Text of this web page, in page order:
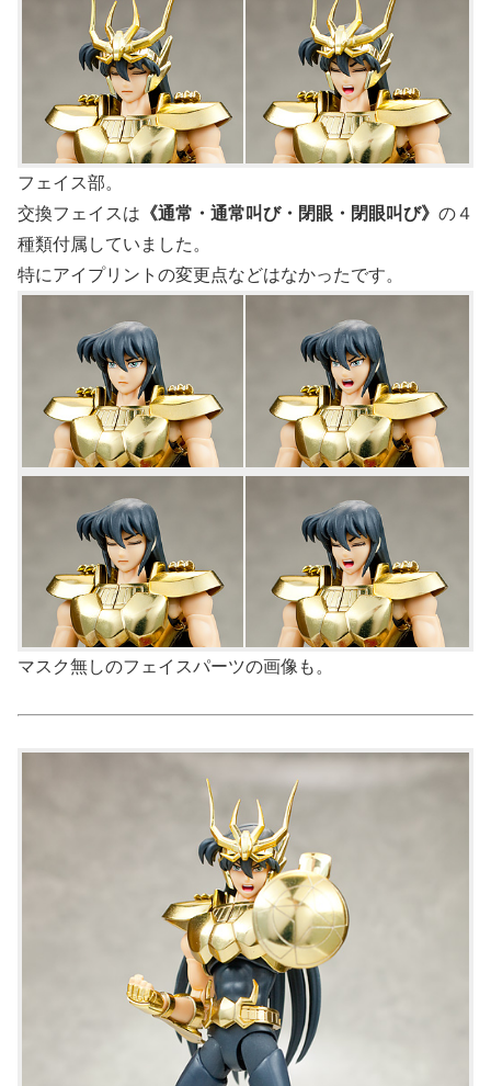
フェイス部。
交換フェイスは 《通常・通常叫び・閉眼・閉眼叫び》 の４
種類付属していました。
特にアイプリントの変更点などはなかったです。
マスク無しのフェイスパーツの画像も。